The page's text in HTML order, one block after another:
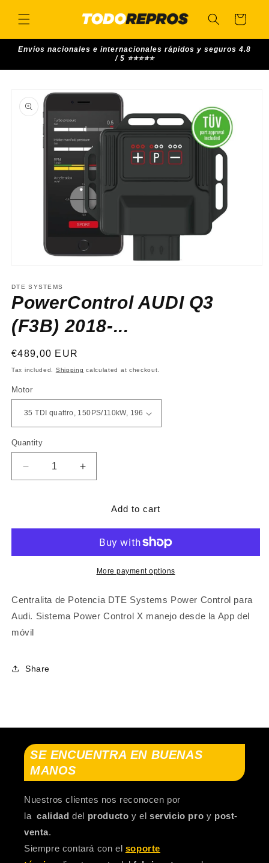
content
Cart
Envíos nacionales e internacionales rápidos y seguros 4.8
/ 5 ⭐⭐⭐⭐⭐
product
information
1
in
modal
DTE SYSTEMS
PowerControl AUDI Q3
(F3B) 2018-...
Regular
price
€489,00 EUR
Tax included. Shipping calculated at checkout.
Motor
Quantity
Decrease
quantity
2018-...
Increase
quantity
PowerControl
(F3B)
2018-...
Add to cart
More payment options
Centralita de Potencia DTE Systems Power Control para
Audi. Sistema Power Control X manejo desde la App del
móvil
Share
SE ENCUENTRA EN BUENAS
MANOS
Nuestros clientes nos reconocen por
lacalidad del producto y elservicio pro y post-
venta.
Siempre contará con el soporte